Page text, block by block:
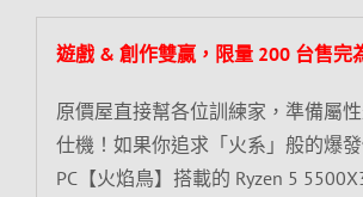
遊戲 & 創作雙贏，限量 200 台售完
原價屋直接幫各位訓練家，準備屬
仕機！如果你追求「火系」般的爆發
PC【火焰鳥】搭載的 Ryzen 5